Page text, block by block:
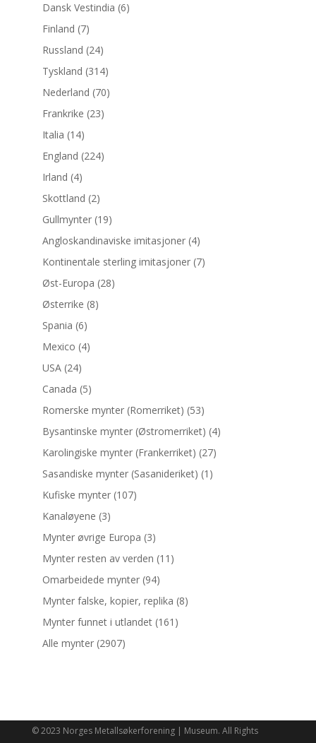
Dansk Vestindia (6)
Finland (7)
Russland (24)
Tyskland (314)
Nederland (70)
Frankrike (23)
Italia (14)
England (224)
Irland (4)
Skottland (2)
Gullmynter (19)
Angloskandinaviske imitasjoner (4)
Kontinentale sterling imitasjoner (7)
Øst-Europa (28)
Østerrike (8)
Spania (6)
Mexico (4)
USA (24)
Canada (5)
Romerske mynter (Romerriket) (53)
Bysantinske mynter (Østromerriket) (4)
Karolingiske mynter (Frankerriket) (27)
Sasandiske mynter (Sasanideriket) (1)
Kufiske mynter (107)
Kanaløyene (3)
Mynter øvrige Europa (3)
Mynter resten av verden (11)
Omarbeidede mynter (94)
Mynter falske, kopier, replika (8)
Mynter funnet i utlandet (161)
Alle mynter (2907)
© 2023 Norges Metallsøkerforening | Museum. All Rights